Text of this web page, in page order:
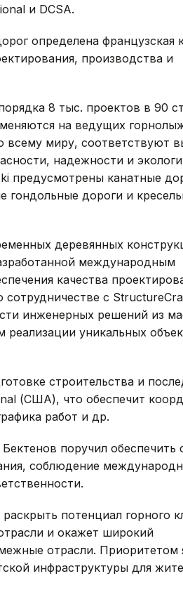
и DCSA.
определена французская
производства и
8 тыс. проектов в 90
на ведущих
всему миру, соответствуют
надежности и
предусмотрены канатные
гондольные дороги и
деревянных
международным
качества
с
инженерных решений из
уникальных
строительства и
(США), что обеспечит
работ и др.
поручил обеспечить
соблюдение
потенциал горного
и окажет широкий
отрасли. Приоритетом
инфраструктуры для